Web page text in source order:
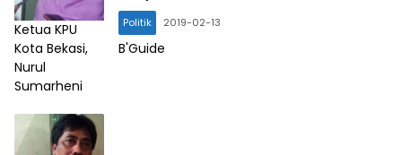
Ketua KPU
Kota Bekasi,
Nurul
Sumarheni
Politik 2019-02-13
B'Guide